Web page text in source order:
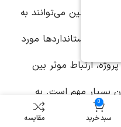
همچنین می‌توانند به
استانداردها مورد
ارتباط موثر بین
بسیار مهم است. به
شفاف، می‌تواند از بروز
0
سبد خرید مقایسه